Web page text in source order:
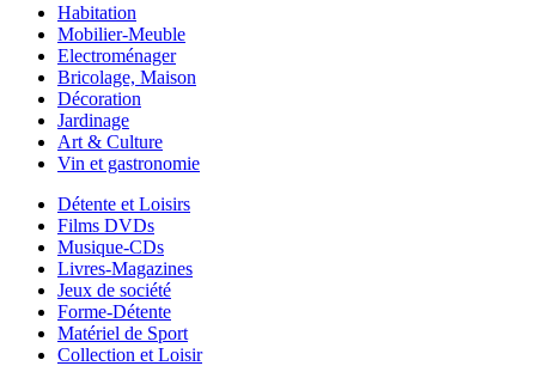
Habitation
Mobilier-Meuble
Electroménager
Bricolage, Maison
Décoration
Jardinage
Art & Culture
Vin et gastronomie
Détente et Loisirs
Films DVDs
Musique-CDs
Livres-Magazines
Jeux de société
Forme-Détente
Matériel de Sport
Collection et Loisir